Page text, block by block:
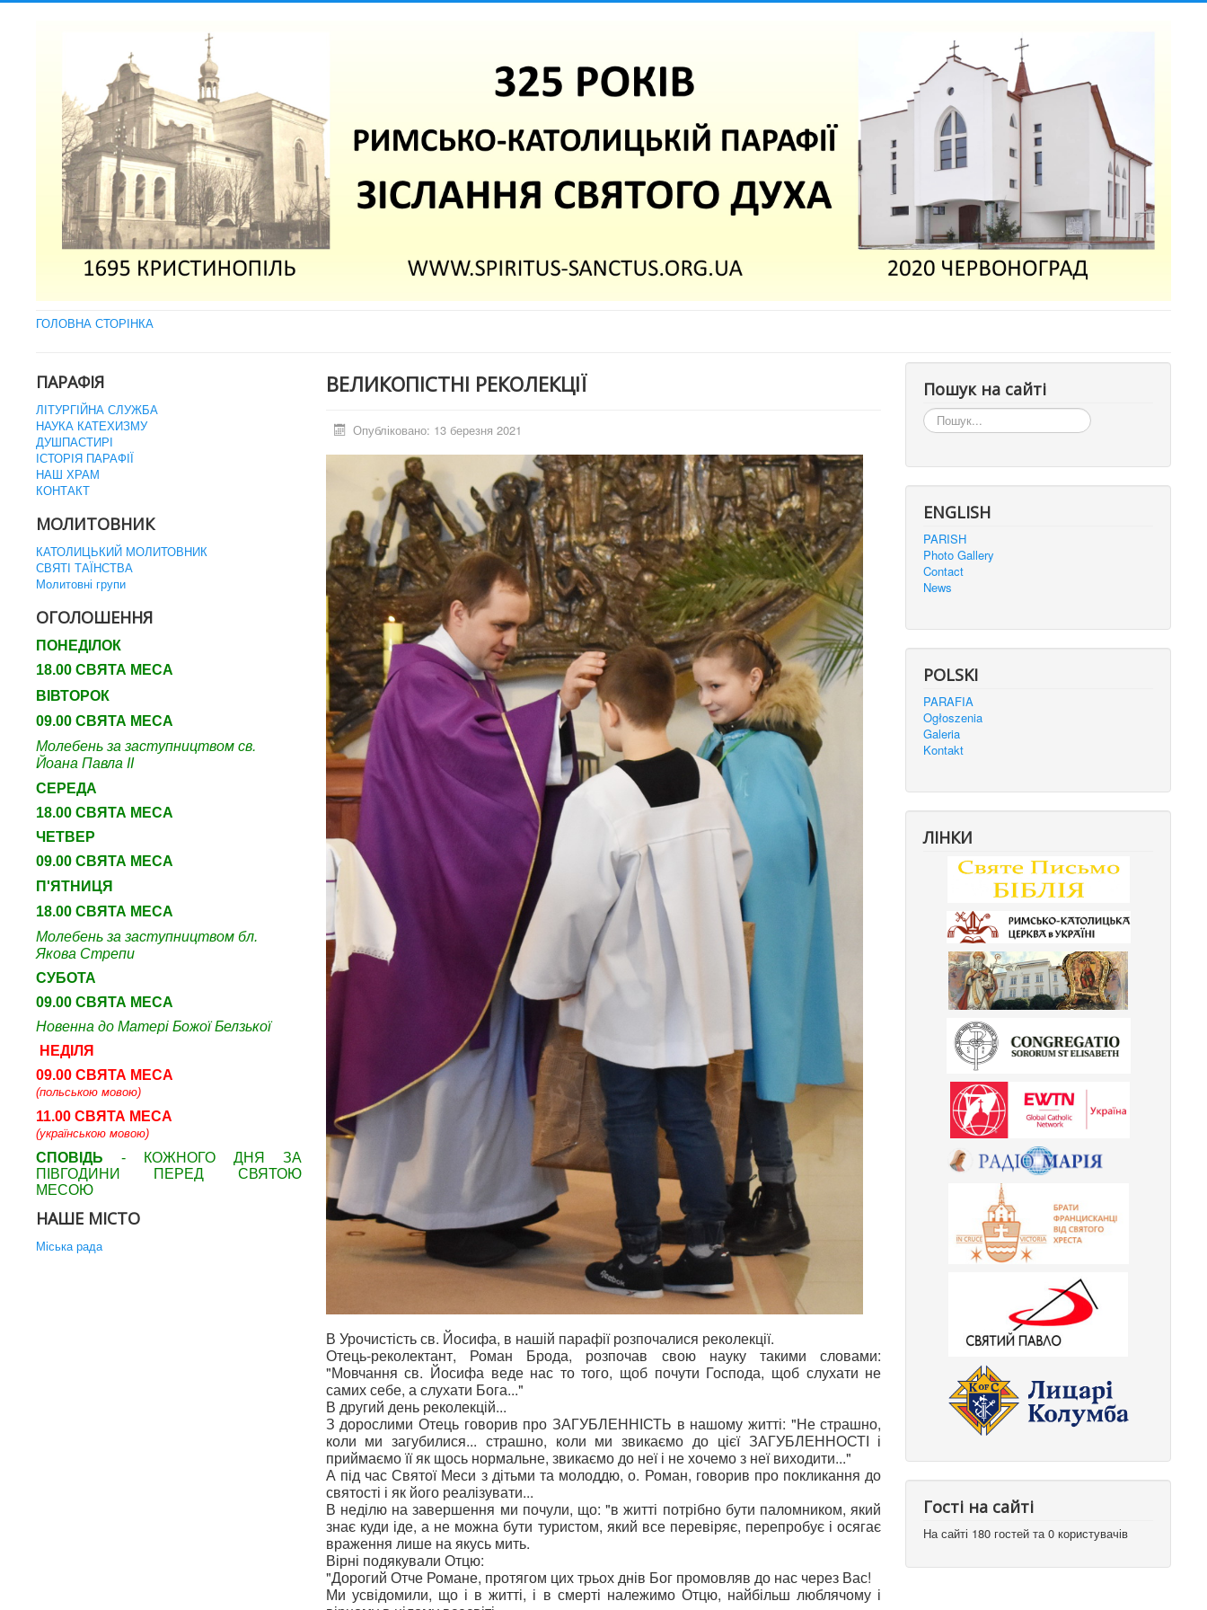
ГОЛОВНА СТОРІНКА
ПАРАФІЯ
ЛІТУРГІЙНА СЛУЖБА
НАУКА КАТЕХИЗМУ
ДУШПАСТИРІ
ІСТОРІЯ ПАРАФІЇ
НАШ ХРАМ
КОНТАКТ
МОЛИТОВНИК
КАТОЛИЦЬКИЙ МОЛИТОВНИК
СВЯТІ ТАЇНСТВА
Молитовні групи
ОГОЛОШЕННЯ
ПОНЕДІЛОК
18.00 СВЯТА МЕСА
ВІВТОРОК
09.00 СВЯТА МЕСА
Молебень за заступництвом св.
Йоана Павла ІІ
СЕРЕДА
18.00 СВЯТА МЕСА
ЧЕТВЕР
09.00 СВЯТА МЕСА
П'ЯТНИЦЯ
18.00 СВЯТА МЕСА
Молебень за заступництвом бл.
Якова Стрепи
СУБОТА
09.00 СВЯТА МЕСА
Новенна до Матері Божої Белзької
НЕДІЛЯ
09.00 СВЯТА МЕСА
(польською мовою)
11.00 СВЯТА МЕСА
(українською мовою)
СПОВІДЬ - КОЖНОГО ДНЯ ЗА
ПІВГОДИНИ ПЕРЕД СВЯТОЮ
МЕСОЮ
НАШЕ МІСТО
Міська рада
ВЕЛИКОПІСТНІ РЕКОЛЕКЦІЇ
Опубліковано: 13 березня 2021
В Урочистість св. Йосифа, в нашій парафії розпочалися реколекції.
Отець-реколектант, Роман Брода, розпочав свою науку такими словами:
"Мовчання св. Йосифа веде нас то того, щоб почути Господа, щоб слухати не
самих себе, а слухати Бога..."
В другий день реколекцій...
З дорослими Отець говорив про ЗАГУБЛЕННІСТЬ в нашому житті: "Не страшно,
коли ми загубилися... страшно, коли ми звикаємо до цієї ЗАГУБЛЕННОСТІ і
приймаємо її як щось нормальне, звикаємо до неї і не хочемо з неї виходити..."
А під час Святої Меси з дітьми та молоддю, о. Роман, говорив про покликання до
святості і як його реалізувати...
В неділю на завершення ми почули, що: "в житті потрібно бути паломником, який
знає куди іде, а не можна бути туристом, який все перевіряє, перепробує і осягає
враження лише на якусь мить.
Вірні подякували Отцю:
"Дорогий Отче Романе, протягом цих трьох днів Бог промовляв до нас через Вас!
Ми усвідомили, що і в житті, і в смерті належимо Отцю, найбільш люблячому і
Пошук на сайті
Пошук...
ENGLISH
PARISH
Photo Gallery
Contact
News
POLSKI
PARAFIA
Ogłoszenia
Galeria
Kontakt
ЛІНКИ
Гості на сайті
На сайті 180 гостей та 0 користувачів